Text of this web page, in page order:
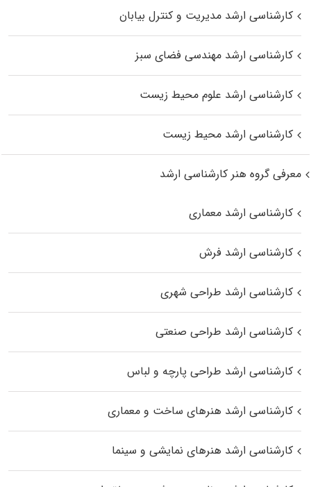
کارشناسی ارشد مدیریت و کنترل بیابان
کارشناسی ارشد مهندسی فضای سبز
کارشناسی ارشد علوم محیط‌ زیست
کارشناسی ارشد محیط زیست
معرفی گروه هنر کارشناسی ارشد
کارشناسی ارشد معماری
کارشناسی ارشد فرش
کارشناسی ارشد طراحی شهری
کارشناسی ارشد طراحی صنعتی
کارشناسی ارشد طراحی پارچه و لباس
کارشناسی ارشد هنرهای ساخت و معماری
کارشناسی ارشد هنرهای نمایشی و سینما